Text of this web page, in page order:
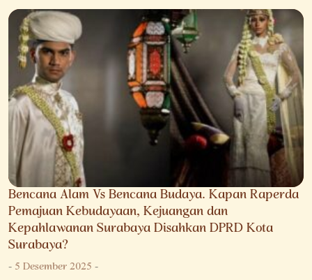
Bencana Alam Vs Bencana Budaya. Kapan Raperda
Pemajuan Kebudayaan, Kejuangan dan
Kepahlawanan Surabaya Disahkan DPRD Kota
Surabaya?
-5 Desember 2025-